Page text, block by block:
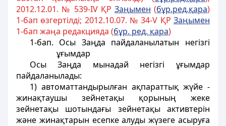
2012.12.01. № 539-ІV ҚР Заңымен (бұр.ред.қара)
1-бап өзгертілді; 2012.10.07. № 34-V ҚР Заңымен
1-бап жаңа редакцияда (бұр. ред. қара)
1-бап. Осы Заңда пайдаланылатын негiзгi
ұғымдар
Осы Заңда мынадай негiзгi ұғымдар
пайдаланылады:
1) автоматтандырылған ақпараттық жүйе -
жинақтаушы зейнетақы қорының жеке
зейнетақы шотындағы зейнетақы активтерiн
және жинақтарын есепке алуды жүзеге асыруға